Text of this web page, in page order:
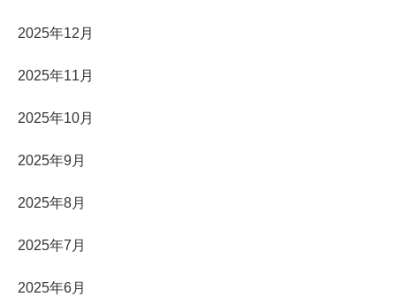
2025年12月
2025年11月
2025年10月
2025年9月
2025年8月
2025年7月
2025年6月